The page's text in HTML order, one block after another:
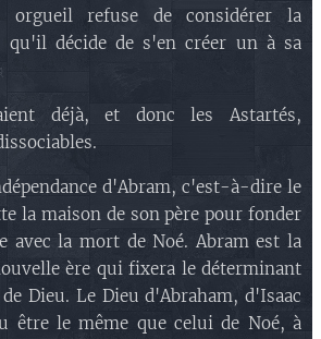
orgueil refuse de considérer la
qu'il décide de s'en créer un à sa
déjà, et donc les Astartés,
d'Abram, c'est-à-dire le
la maison de son père pour fonder
avec la mort de Noé. Abram est la
ère qui fixera le déterminant
Dieu. Le Dieu d'Abraham, d'Isaac
être le même que celui de Noé, à